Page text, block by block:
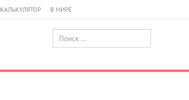
КАЛЬКУЛЯТОР В МИРЕ